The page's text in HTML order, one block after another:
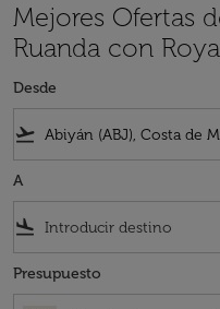
Mejores Ofertas
Ruanda con
Desde
flight_takeoff
A
flight_land
Presupuesto